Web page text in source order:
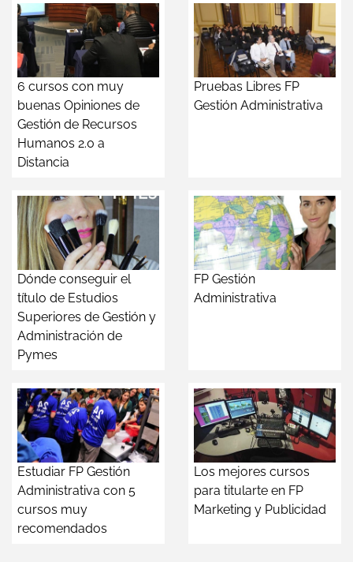
6 cursos con muy
buenas Opiniones de
Gestión de Recursos
Humanos 2.0 a
Distancia
Pruebas Libres FP
Gestión Administrativa
Dónde conseguir el
título de Estudios
Superiores de Gestión y
Administración de
Pymes
FP Gestión
Administrativa
Estudiar FP Gestión
Administrativa con 5
cursos muy
recomendados
Los mejores cursos
para titularte en FP
Marketing y Publicidad